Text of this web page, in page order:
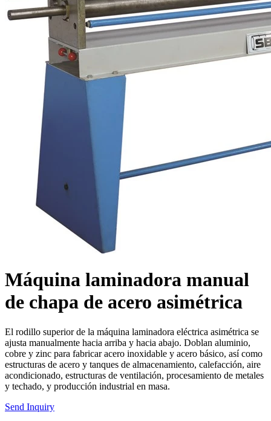
Máquina laminadora manual
de chapa de acero asimétrica
El rodillo superior de la máquina laminadora eléctrica asimétrica se
ajusta manualmente hacia arriba y hacia abajo. Doblan aluminio,
cobre y zinc para fabricar acero inoxidable y acero básico, así como
estructuras de acero y tanques de almacenamiento, calefacción, aire
acondicionado, estructuras de ventilación, procesamiento de metales
y techado, y producción industrial en masa.
Send Inquiry